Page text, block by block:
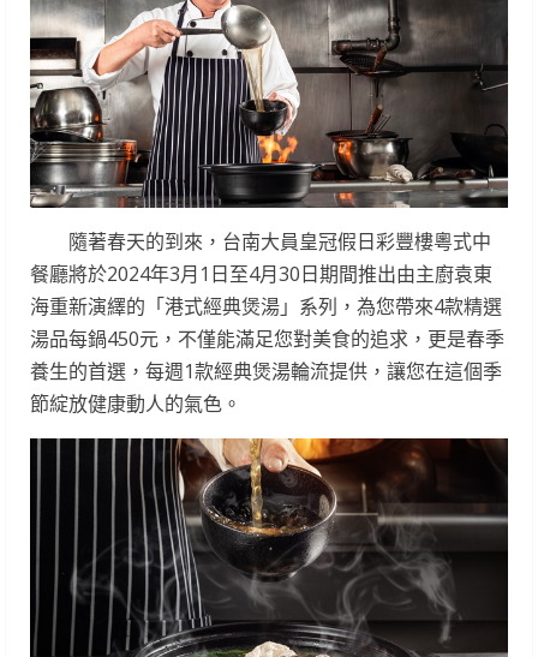
隨著春天的到來，台南大員皇冠假日彩豐樓粵式中
餐廳將於2024年3月1日至4月30日期間推出由主廚袁東
海重新演繹的「港式經典煲湯」系列，為您帶來4款精選
湯品每鍋450元，不僅能滿足您對美食的追求，更是春季
養生的首選，每週1款經典煲湯輪流提供，讓您在這個季
節綻放健康動人的氣色。